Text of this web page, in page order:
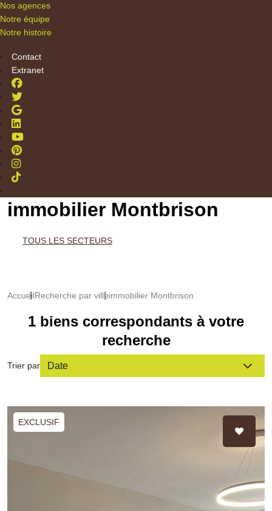
Nos agences
Notre équipe
Notre histoire
Contact
Extranet
immobilier Montbrison
TOUS LES SECTEURS
AccueilRecherche par villeimmobilier Montbrison
1 biens correspondants à votre
recherche
Trier par
EXCLUSIF